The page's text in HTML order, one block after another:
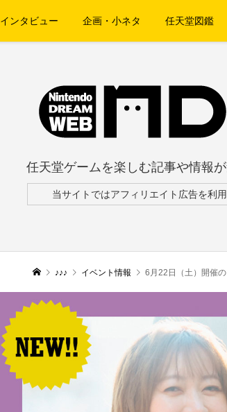
インタビュー 企画・小ネタ 任天堂図鑑
任天堂ゲームを楽しむ記事や情報
当サイトではアフィリエイト広告を利
♪♪♪ イベント情報 6月22日（土）開催